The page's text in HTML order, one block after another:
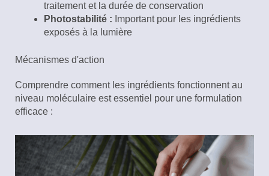
traitement et la durée de conservation
Photostabilité : Important pour les ingrédients
exposés à la lumière
Mécanismes d'action
Comprendre comment les ingrédients fonctionnent au
niveau moléculaire est essentiel pour une formulation
efficace :